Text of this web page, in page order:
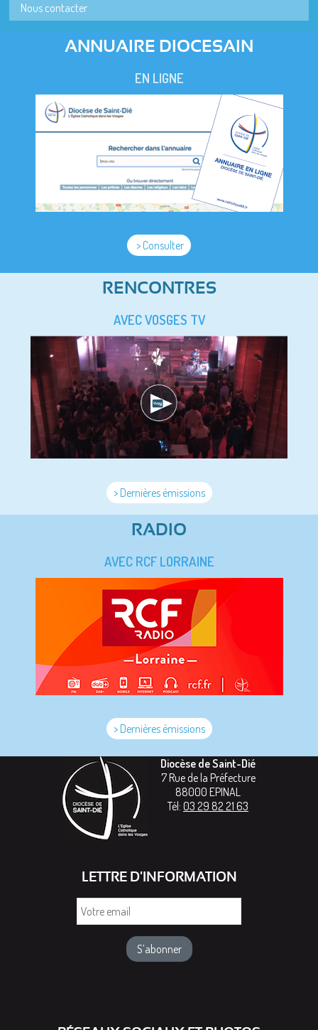
Nous contacter
ANNUAIRE DIOCESAIN
EN LIGNE
> Consulter
RENCONTRES
AVEC VOSGES TV
> Dernières émissions
RADIO
AVEC RCF LORRAINE
> Dernières émissions
Diocèse de Saint-Dié
7 Rue de la Préfecture
88000 EPINAL
Tél: 03 29 82 21 63
LETTRE D'INFORMATION